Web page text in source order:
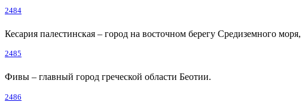
2484
Кесария палестинская – город на восточном берегу Средиземного
2485
Фивы – главный город греческой области Беотии.
2486